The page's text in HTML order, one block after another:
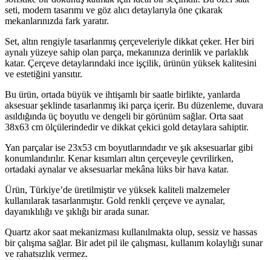
seti, modern tasarımı ve göz alıcı detaylarıyla öne çıkarak
mekanlarınızda fark yaratır.
Set, altın rengiyle tasarlanmış çerçeveleriyle dikkat çeker. Her biri
aynalı yüzeye sahip olan parça, mekanınıza derinlik ve parlaklık
katar. Çerçeve detaylarındaki ince işçilik, ürünün yüksek kalitesini
ve estetiğini yansıtır.
Bu ürün, ortada büyük ve ihtişamlı bir saatle birlikte, yanlarda
aksesuar şeklinde tasarlanmış iki parça içerir. Bu düzenleme, duvara
asıldığında üç boyutlu ve dengeli bir görünüm sağlar. Orta saat
38x63 cm ölçülerindedir ve dikkat çekici gold detaylara sahiptir.
Yan parçalar ise 23x53 cm boyutlarındadır ve şık aksesuarlar gibi
konumlandırılır. Kenar kısımları altın çerçeveyle çevrilirken,
ortadaki aynalar ve aksesuarlar mekâna lüks bir hava katar.
Ürün, Türkiye’de üretilmiştir ve yüksek kaliteli malzemeler
kullanılarak tasarlanmıştır. Gold renkli çerçeve ve aynalar,
dayanıklılığı ve şıklığı bir arada sunar.
Quartz akor saat mekanizması kullanılmakta olup, sessiz ve hassas
bir çalışma sağlar. Bir adet pil ile çalışması, kullanım kolaylığı sunar
ve rahatsızlık vermez.